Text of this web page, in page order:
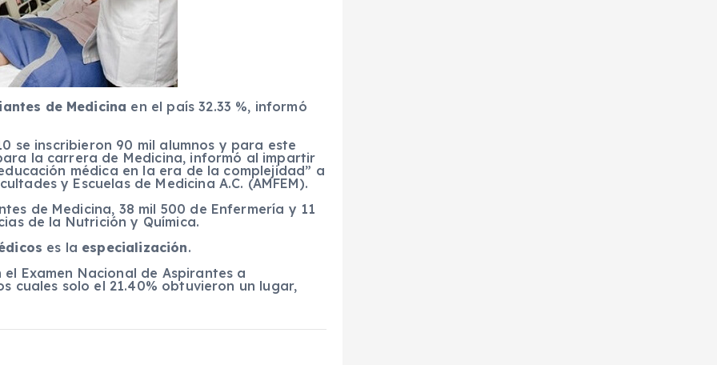
de Medicina en el país 32.33 %, informó
se inscribieron 90 mil alumnos y para este
la carrera de Medicina, informó al impartir
médica en la era de la complejidad” a
y Escuelas de Medicina A.C. (AMFEM).
de Medicina, 38 mil 500 de Enfermería y 11
de la Nutrición y Química.
es la especialización.
Examen Nacional de Aspirantes a
cuales solo el 21.40% obtuvieron un lugar,